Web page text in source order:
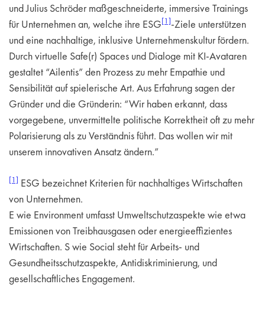
und Julius Schröder maßgeschneiderte, immersive Trainings
für Unternehmen an, welche ihre ESG[1]-Ziele unterstützen
und eine nachhaltige, inklusive Unternehmenskultur fördern.
Durch virtuelle Safe(r) Spaces und Dialoge mit KI-Avataren
gestaltet “Ailentis” den Prozess zu mehr Empathie und
Sensibilität auf spielerische Art. Aus Erfahrung sagen der
Gründer und die Gründerin: “Wir haben erkannt, dass
vorgegebene, unvermittelte politische Korrektheit oft zu mehr
Polarisierung als zu Verständnis führt. Das wollen wir mit
unserem innovativen Ansatz ändern.”
[1] ESG bezeichnet Kriterien für nachhaltiges Wirtschaften
von Unternehmen.
E wie Environment umfasst Umweltschutzaspekte wie etwa
Emissionen von Treibhausgasen oder energieeffizientes
Wirtschaften. S wie Social steht für Arbeits- und
Gesundheitsschutzaspekte, Antidiskriminierung, und
gesellschaftliches Engagement.